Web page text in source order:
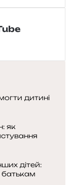
дитині
як
дітей:
батькам